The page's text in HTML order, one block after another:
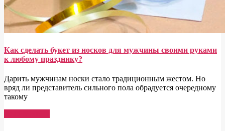
Как сделать букет из носков для мужчины своими руками
к любому празднику?
Дарить мужчинам носки стало традиционным жестом. Но
вряд ли представитель сильного пола обрадуется очередному
такому